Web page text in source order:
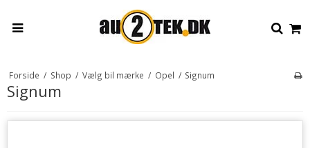
Forside / Shop / Vælg bil mærke / Opel / Signum
Signum